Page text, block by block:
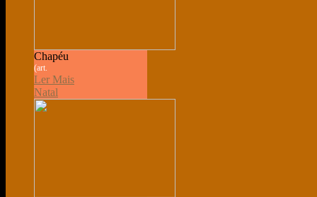
Chapéu
(art.
Ler Mais
Natal